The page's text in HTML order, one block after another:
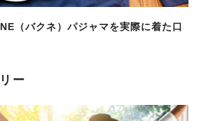
（バクネ）パジャマを実際に着た口
ー